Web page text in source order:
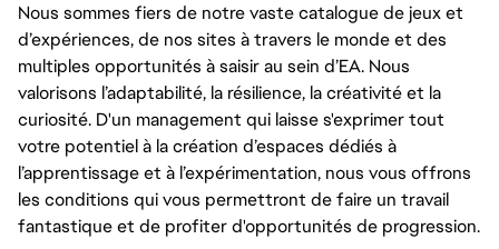
Nous sommes fiers de notre vaste catalogue de jeux et
d’expériences, de nos sites à travers le monde et des
multiples opportunités à saisir au sein d’EA. Nous
valorisons l’adaptabilité, la résilience, la créativité et la
curiosité. D'un management qui laisse s'exprimer tout
votre potentiel à la création d’espaces dédiés à
l’apprentissage et à l’expérimentation, nous vous offrons
les conditions qui vous permettront de faire un travail
fantastique et de profiter d'opportunités de progression.